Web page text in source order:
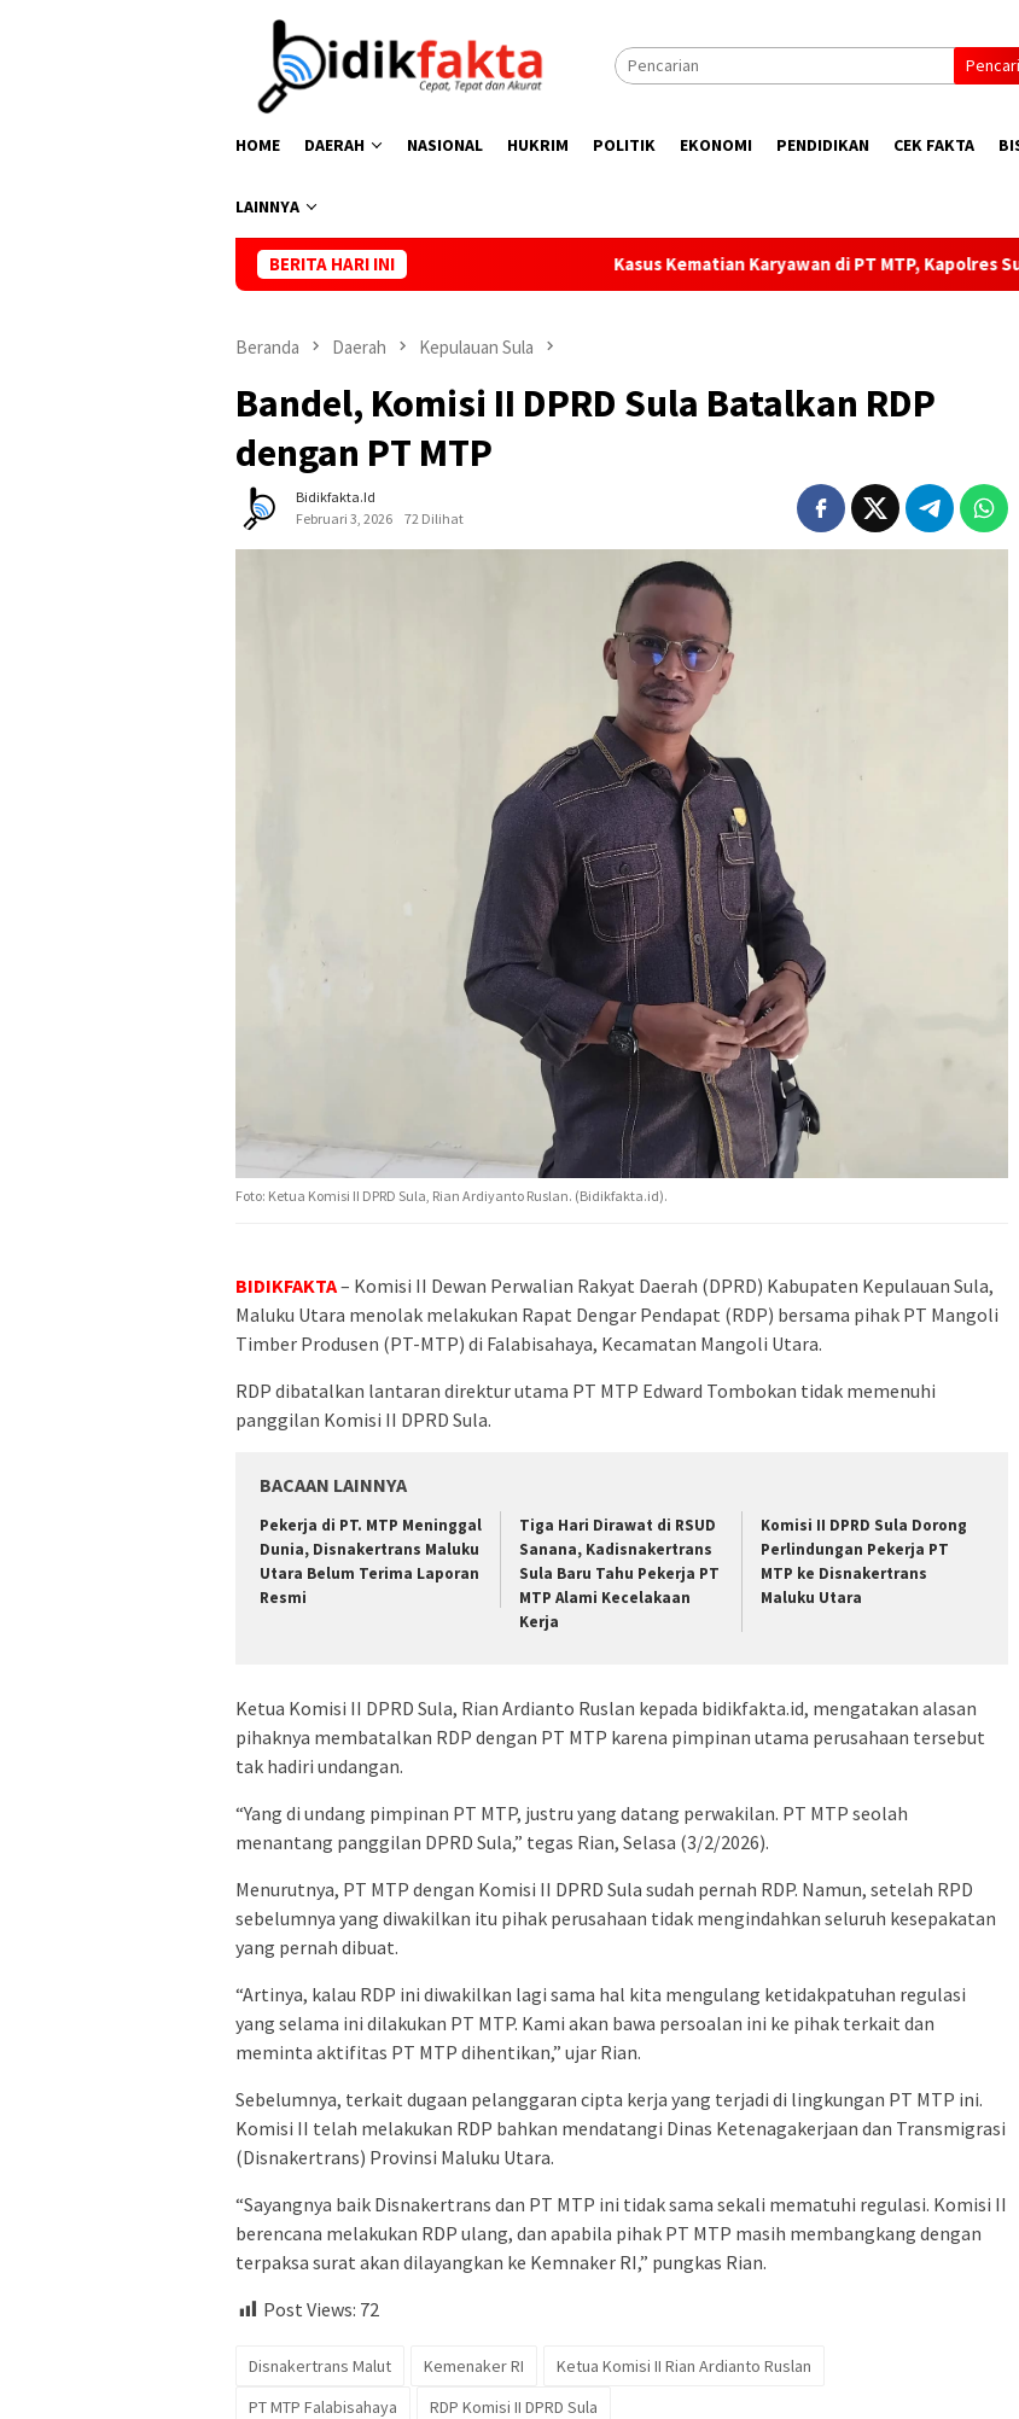
HOME DAERAH NASIONAL HUKRIM POLITIK EKONOMI PENDIDIKAN CEK FAKTA
LAINNYA
BERITA HARI INI Kasus Kematian Karyawan di PT MTP, Kapolres Sula, Tunggu Laporan
Beranda Daerah Kepulauan Sula
Bandel, Komisi II DPRD Sula Batalkan RDP
dengan PT MTP
Bidikfakta.id
Februari 3, 2026
72 Dilihat
Foto: Ketua Komisi II DPRD Sula, Rian Ardiyanto Ruslan. (Bidikfakta.id).
BIDIKFAKTA– Komisi II Dewan Perwalian Rakyat Daerah (DPRD) Kabupaten Kepulauan Sula,
Maluku Utara menolak melakukan Rapat Dengar Pendapat (RDP) bersama pihak PT Mangoli
Timber Produsen (PT-MTP) di Falabisahaya, Kecamatan Mangoli Utara.
RDP dibatalkan lantaran direktur utama PT MTP Edward Tombokan tidak memenuhi
panggilan Komisi II DPRD Sula.
BACAAN LAINNYA
Pekerja di PT. MTP Meninggal
Dunia, Disnakertrans Maluku
Utara Belum Terima Laporan
Resmi
Tiga Hari Dirawat di RSUD
Sanana, Kadisnakertrans
Sula Baru Tahu Pekerja PT
MTP Alami Kecelakaan
Kerja
Komisi II DPRD Sula Dorong
Perlindungan Pekerja PT
MTP ke Disnakertrans
Maluku Utara
Ketua Komisi II DPRD Sula, Rian Ardianto Ruslan kepada bidikfakta.id, mengatakan alasan
pihaknya membatalkan RDP dengan PT MTP karena pimpinan utama perusahaan tersebut
tak hadiri undangan.
“Yang di undang pimpinan PT MTP, justru yang datang perwakilan. PT MTP seolah
menantang panggilan DPRD Sula,” tegas Rian, Selasa (3/2/2026).
Menurutnya, PT MTP dengan Komisi II DPRD Sula sudah pernah RDP. Namun, setelah RPD
sebelumnya yang diwakilkan itu pihak perusahaan tidak mengindahkan seluruh kesepakatan
yang pernah dibuat.
“Artinya, kalau RDP ini diwakilkan lagi sama hal kita mengulang ketidakpatuhan regulasi
yang selama ini dilakukan PT MTP. Kami akan bawa persoalan ini ke pihak terkait dan
meminta aktifitas PT MTP dihentikan,” ujar Rian.
Sebelumnya, terkait dugaan pelanggaran cipta kerja yang terjadi di lingkungan PT MTP ini.
Komisi II telah melakukan RDP bahkan mendatangi Dinas Ketenagakerjaan dan Transmigrasi
(Disnakertrans) Provinsi Maluku Utara.
“Sayangnya baik Disnakertrans dan PT MTP ini tidak sama sekali mematuhi regulasi. Komisi II
berencana melakukan RDP ulang, dan apabila pihak PT MTP masih membangkang dengan
terpaksa surat akan dilayangkan ke Kemnaker RI,” pungkas Rian.
Post Views: 72
Disnakertrans Malut Kemenaker RI
Ketua Komisi II Rian Ardianto Ruslan
PT MTP Falabisahaya
RDP Komisi II DPRD Sula